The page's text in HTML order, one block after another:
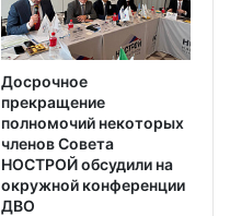
Досрочное
прекращение
полномочий некоторых
членов Совета
НОСТРОЙ обсудили на
окружной конференции
ДВО